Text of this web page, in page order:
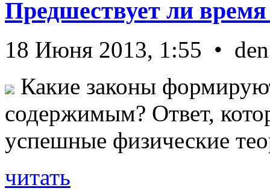
Предшествует ли
18 Июня 2013, 1:55 • den
Какие законы
содержимым? Ответ,
успешные физические
читать